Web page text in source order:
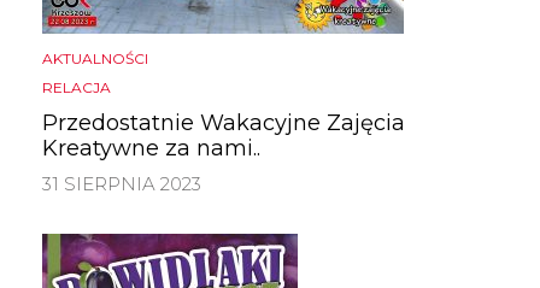
AKTUALNOŚCI
RELACJA
Przedostatnie Wakacyjne Zajęcia
Kreatywne za nami..
31 SIERPNIA 2023